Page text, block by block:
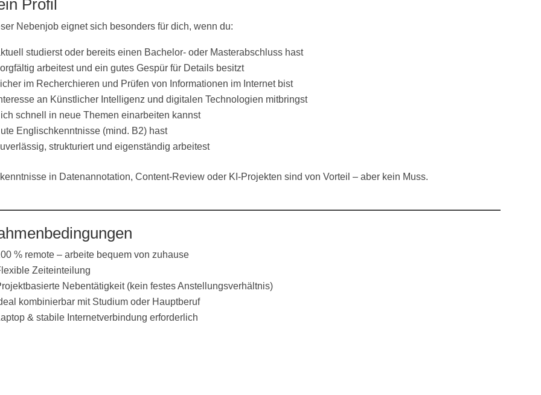
Profil
Nebenjob eignet sich besonders für dich, wenn du:
studierst oder bereits einen Bachelor- oder Masterabschluss hast
arbeitest und ein gutes Gespür für Details besitzt
im Recherchieren und Prüfen von Informationen im Internet bist
an Künstlicher Intelligenz und digitalen Technologien mitbringst
schnell in neue Themen einarbeiten kannst
Englischkenntnisse (mind. B2) hast
strukturiert und eigenständig arbeitest
in Datenannotation, Content-Review oder KI-Projekten sind von Vorteil – aber kein Muss.
% remote – arbeite bequem von zuhause
Zeiteinteilung
Nebentätigkeit (kein festes Anstellungsverhältnis)
kombinierbar mit Studium oder Hauptberuf
& stabile Internetverbindung erforderlich